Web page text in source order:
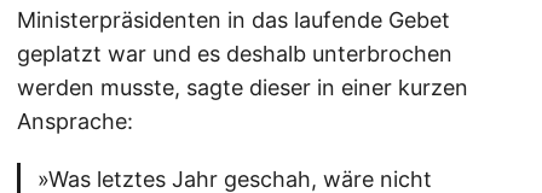
Ministerpräsidenten in das laufende Gebet
geplatzt war und es deshalb unterbrochen
werden musste, sagte dieser in einer kurzen
Ansprache:
»Was letztes Jahr geschah, wäre nicht